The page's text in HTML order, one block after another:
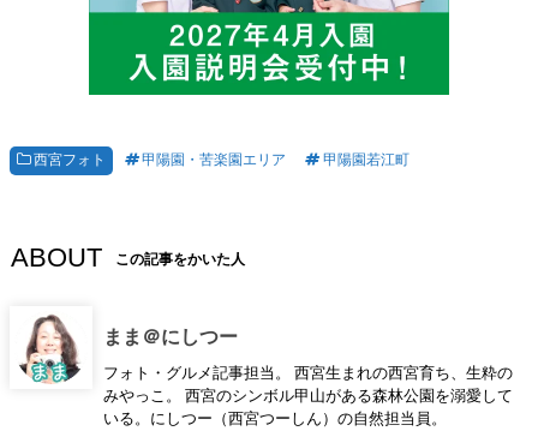
西宮フォト 甲陽園・苦楽園エリア 甲陽園若江町
ABOUT この記事をかいた人
まま＠にしつー
フォト・グルメ記事担当。 西宮生まれの西宮育ち、生粋の
みやっこ。 西宮のシンボル甲山がある森林公園を溺愛して
いる。にしつー（西宮つーしん）の自然担当員。